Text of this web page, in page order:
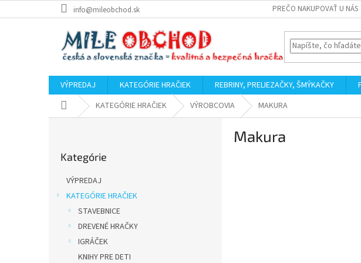
na
info@mileobchod.sk PREČO NAKUPOVAŤ U NÁS
VÝPREDAJ KATEGÓRIE HRAČIEK REBRINY, PRELIEZAČKY, ŠMÝKAČKY
DomovKATEGÓRIE HRAČIEK VÝROBCOVIA MAKURA
kategórie
Kategórie
VÝPREDAJ
KATEGÓRIE HRAČIEK
STAVEBNICE
DREVENÉ HRAČKY
IGRÁČEK
KNIHY PRE DETI
Makura